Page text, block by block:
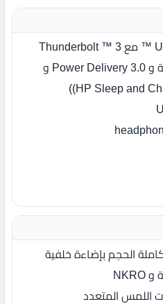
1 × USB 3.1 Gen 2 Type-C ™ مع Thunderbolt ™ 3
(معدل نقل 40 جيجابت / ثانية و Power Delivery 3.0 و
الحجم بإضاءة خلفية
اللمس المتعدد